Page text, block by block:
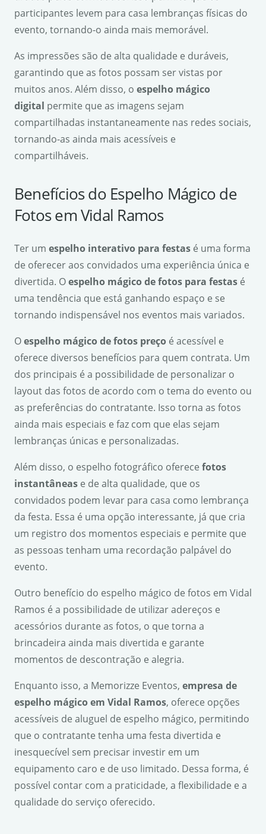
participantes levem para casa lembranças físicas do
evento, tornando-o ainda mais memorável.
As impressões são de alta qualidade e duráveis,
garantindo que as fotos possam ser vistas por
muitos anos. Além disso, o espelho mágico
digital permite que as imagens sejam
compartilhadas instantaneamente nas redes sociais,
tornando-as ainda mais acessíveis e
compartilháveis.
Benefícios do Espelho Mágico de
Fotos em Vidal Ramos
Ter um espelho interativo para festas é uma forma
de oferecer aos convidados uma experiência única e
divertida. Oespelho mágico de fotos para festas é
uma tendência que está ganhando espaço e se
tornando indispensável nos eventos mais variados.
Oespelho mágico de fotos preço é acessível e
oferece diversos benefícios para quem contrata. Um
dos principais é a possibilidade de personalizar o
layout das fotos de acordo com o tema do evento ou
as preferências do contratante. Isso torna as fotos
ainda mais especiais e faz com que elas sejam
lembranças únicas e personalizadas.
Além disso, o espelho fotográfico oferece fotos
instantâneas e de alta qualidade, que os
convidados podem levar para casa como lembrança
da festa. Essa é uma opção interessante, já que cria
um registro dos momentos especiais e permite que
as pessoas tenham uma recordação palpável do
evento.
Outro benefício do espelho mágico de fotos em Vidal
Ramos é a possibilidade de utilizar adereços e
acessórios durante as fotos, o que torna a
brincadeira ainda mais divertida e garante
momentos de descontração e alegria.
Enquanto isso, a Memorizze Eventos, empresa de
espelho mágico em Vidal Ramos, oferece opções
acessíveis de aluguel de espelho mágico, permitindo
que o contratante tenha uma festa divertida e
inesquecível sem precisar investir em um
equipamento caro e de uso limitado. Dessa forma, é
possível contar com a praticidade, a flexibilidade e a
qualidade do serviço oferecido.